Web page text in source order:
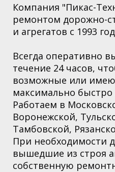
Компания "Пикас-
ремонтом дорожно-
и агрегатов с 1993
Всегда оперативно
течение 24 часов,
возможные или
максимально
Работаем в
Воронежской,
Тамбовской,
При необходимости
вышедшие из строя
собственную